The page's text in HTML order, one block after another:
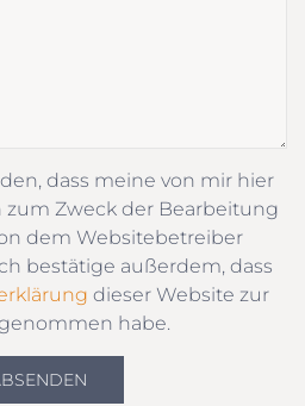
dass meine von mir hier
Zweck der Bearbeitung
dem Websitebetreiber
bestätige außerdem, dass
dieser Website zur
habe.